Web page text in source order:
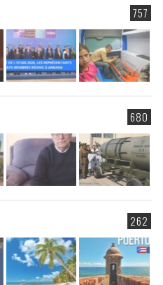
757
680
262